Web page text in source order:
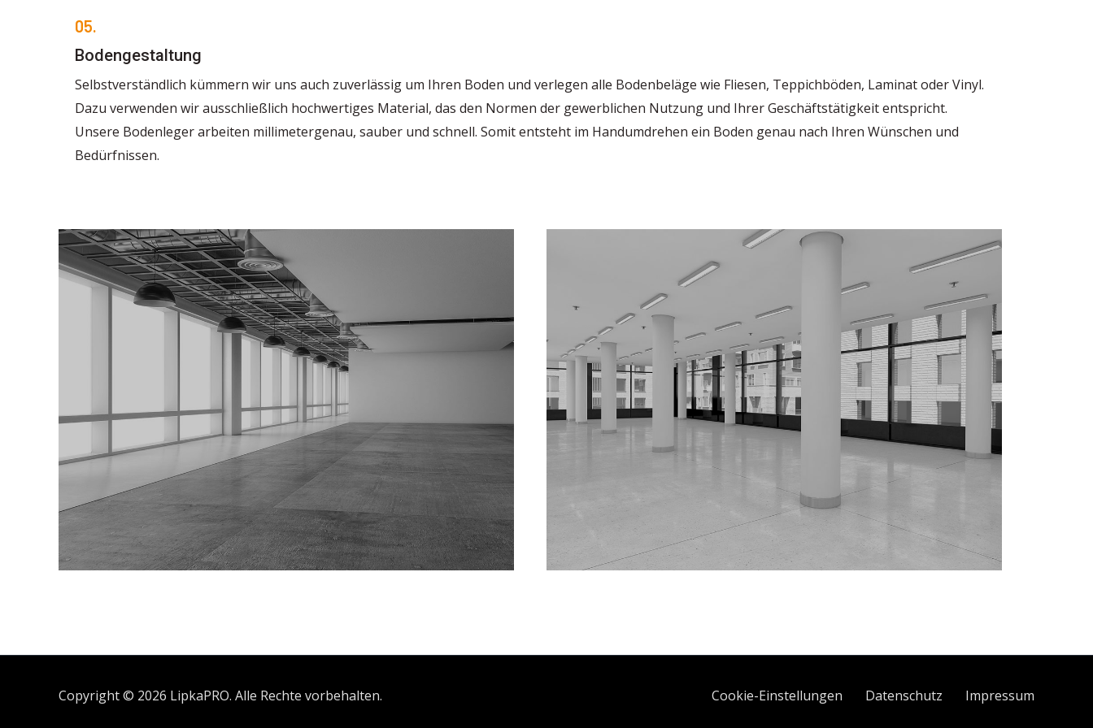
05.
Bodengestaltung
Selbstverständlich kümmern wir uns auch zuverlässig um Ihren Boden und verlegen alle Bodenbeläge wie Fliesen, Teppichböden, Laminat oder Vinyl.
Dazu verwenden wir ausschließlich hochwertiges Material, das den Normen der gewerblichen Nutzung und Ihrer Geschäftstätigkeit entspricht.
Unsere Bodenleger arbeiten millimetergenau, sauber und schnell. Somit entsteht im Handumdrehen ein Boden genau nach Ihren Wünschen und
Bedürfnissen.
Copyright © 2026 LipkaPRO. Alle Rechte vorbehalten. Cookie-Einstellungen Datenschutz Impressum